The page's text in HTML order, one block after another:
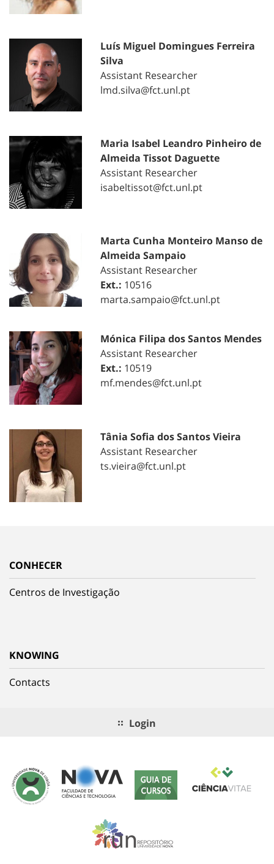
Luís Miguel Domingues Ferreira
Silva
Assistant Researcher
lmd.silva@fct.unl.pt
Maria Isabel Leandro Pinheiro de
Almeida Tissot Daguette
Assistant Researcher
isabeltissot@fct.unl.pt
Marta Cunha Monteiro Manso de
Almeida Sampaio
Assistant Researcher
Ext.: 10516
marta.sampaio@fct.unl.pt
Mónica Filipa dos Santos Mendes
Assistant Researcher
Ext.: 10519
mf.mendes@fct.unl.pt
Tânia Sofia dos Santos Vieira
Assistant Researcher
ts.vieira@fct.unl.pt
CONHECER
Centros de Investigação
KNOWING
Contacts
Login